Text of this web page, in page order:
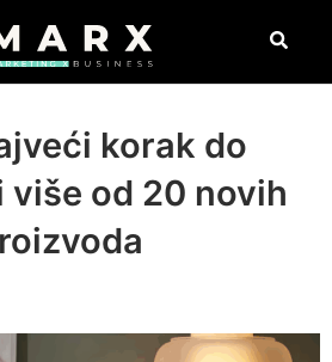
korak do
više od 20 novih